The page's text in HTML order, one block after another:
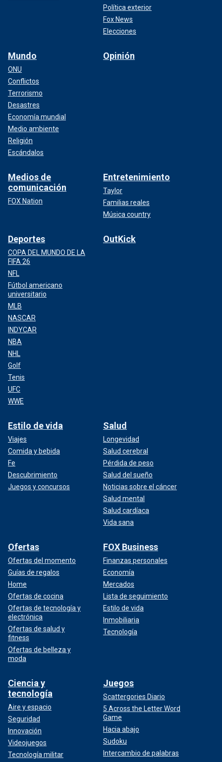
Política exterior
Fox News
Elecciones
Mundo
ONU
Conflictos
Terrorismo
Desastres
Economía mundial
Medio ambiente
Religión
Escándalos
Opinión
Medios de
comunicación
FOX Nation
Entretenimiento
Taylor
Familias reales
Música country
Deportes
COPA DEL MUNDO DE LA
FIFA 26
NFL
Fútbol americano
universitario
MLB
NASCAR
INDYCAR
NBA
NHL
Golf
Tenis
UFC
WWE
OutKick
Estilo de vida
Viajes
Comida y bebida
Fe
Descubrimiento
Juegos y concursos
Salud
Longevidad
Salud cerebral
Pérdida de peso
Salud del sueño
Noticias sobre el cáncer
Salud mental
Salud cardíaca
Vida sana
Ofertas
Ofertas del momento
Guías de regalos
Home
Ofertas de cocina
Ofertas de tecnología y
electrónica
Ofertas de salud y
fitness
Ofertas de belleza y
moda
FOX Business
Finanzas personales
Economía
Mercados
Lista de seguimiento
Estilo de vida
Inmobiliaria
Tecnología
Ciencia y
tecnología
Aire y espacio
Seguridad
Innovación
Videojuegos
Tecnología militar
Juegos
Scattergories Diario
5 Across the Letter Word
Game
Hacia abajo
Sudoku
Intercambio de palabras